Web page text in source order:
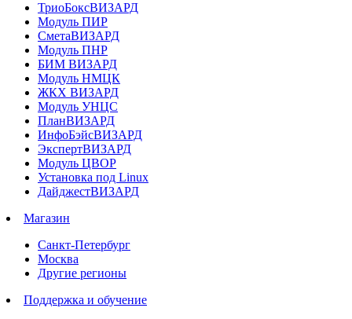
ТриоБоксВИЗАРД
Модуль ПИР
СметаВИЗАРД
Модуль ПНР
БИМ ВИЗАРД
Модуль НМЦК
ЖКХ ВИЗАРД
Модуль УНЦС
ПланВИЗАРД
ИнфоБэйсВИЗАРД
ЭкспертВИЗАРД
Модуль ЦВОР
Установка под Linux
ДайджестВИЗАРД
Магазин
Санкт-Петербург
Москва
Другие регионы
Поддержка и обучение